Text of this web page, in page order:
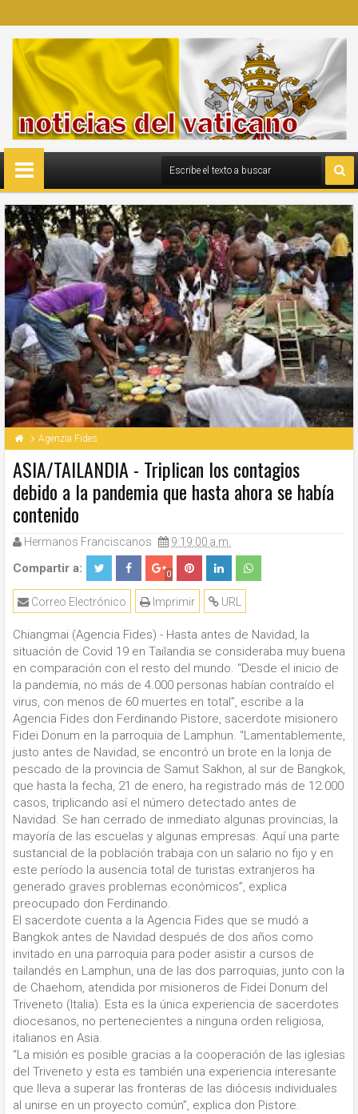
Agenzia Fides
ASIA/TAILANDIA - Triplican los contagios
debido a la pandemia que hasta ahora se había
contenido
Hermanos Franciscanos 9:19:00 a.m.
Compartir a: 0
URL
Imprimir
Correo Electrónico
Chiangmai (Agencia Fides) - Hasta antes de Navidad, la
situación de Covid 19 en Tailandia se consideraba muy buena
en comparación con el resto del mundo. “Desde el inicio de
la pandemia, no más de 4.000 personas habían contraído el
virus, con menos de 60 muertes en total”, escribe a la
Agencia Fides don Ferdinando Pistore, sacerdote misionero
Fidei Donum en la parroquia de Lamphun. “Lamentablemente,
justo antes de Navidad, se encontró un brote en la lonja de
pescado de la provincia de Samut Sakhon, al sur de Bangkok,
que hasta la fecha, 21 de enero, ha registrado más de 12.000
casos, triplicando así el número detectado antes de
Navidad. Se han cerrado de inmediato algunas provincias, la
mayoría de las escuelas y algunas empresas. Aquí una parte
sustancial de la población trabaja con un salario no fijo y en
este período la ausencia total de turistas extranjeros ha
generado graves problemas económicos”, explica
preocupado don Ferdinando.
El sacerdote cuenta a la Agencia Fides que se mudó a
Bangkok antes de Navidad después de dos años como
invitado en una parroquia para poder asistir a cursos de
tailandés en Lamphun, una de las dos parroquias, junto con la
de Chaehom, atendida por misioneros de Fidei Donum del
Triveneto (Italia). Esta es la única experiencia de sacerdotes
diocesanos, no pertenecientes a ninguna orden religiosa,
italianos en Asia.
“La misión es posible gracias a la cooperación de las iglesias
del Triveneto y esta es también una experiencia interesante
que lleva a superar las fronteras de las diócesis individuales
al unirse en un proyecto común”, explica don Pistore.